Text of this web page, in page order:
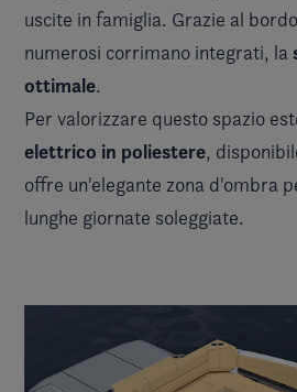
uscite in famiglia. Grazie al
numerosi corrimano integrati, la
ottimale.
Per valorizzare questo spazio
elettrico in poliestere,
offre un'elegante zona d'ombra
lunghe giornate soleggiate.